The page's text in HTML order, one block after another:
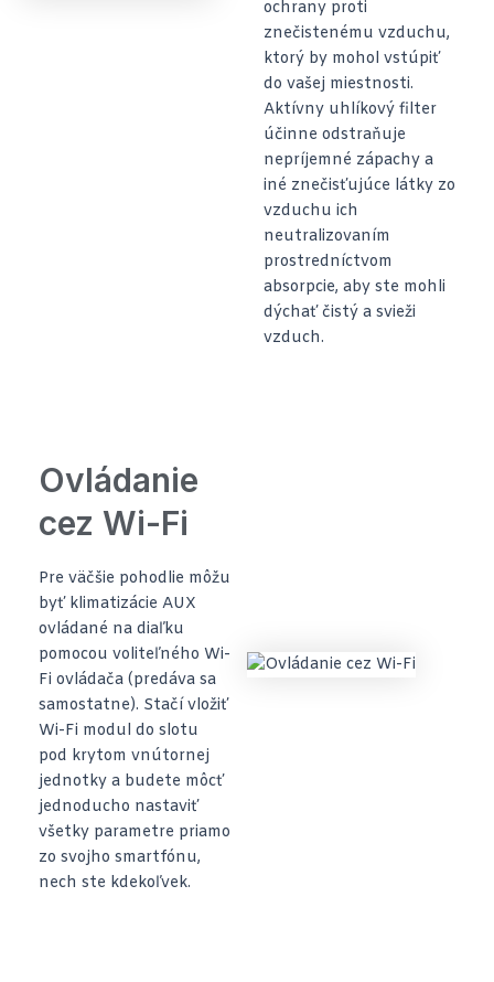
ochrany proti
znečistenému vzduchu,
ktorý by mohol vstúpiť
do vašej miestnosti.
Aktívny uhlíkový filter
účinne odstraňuje
nepríjemné zápachy a
iné znečisťujúce látky zo
vzduchu ich
neutralizovaním
prostredníctvom
absorpcie, aby ste mohli
dýchať čistý a svieži
vzduch.
Ovládanie
cez Wi-Fi
Pre väčšie pohodlie môžu
byť klimatizácie AUX
ovládané na diaľku
pomocou voliteľného Wi-
Fi ovládača (predáva sa
samostatne). Stačí vložiť
Wi-Fi modul do slotu
pod krytom vnútornej
jednotky a budete môcť
jednoducho nastaviť
všetky parametre priamo
zo svojho smartfónu,
nech ste kdekoľvek.